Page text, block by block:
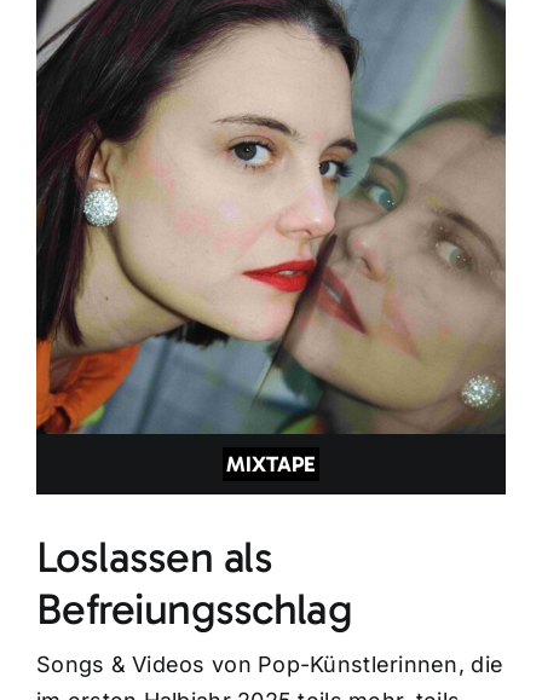
MIXTAPE
Loslassen als
Befreiungsschlag
Songs & Videos von Pop-Künstlerinnen, die